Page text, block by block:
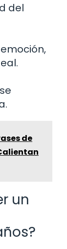
del
de
un